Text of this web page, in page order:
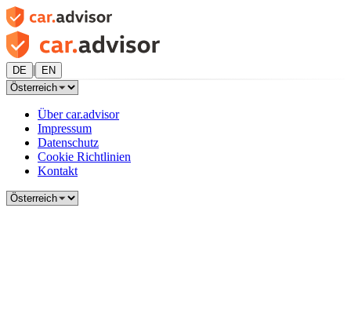
DE | EN
Über car.advisor
Impressum
Datenschutz
Cookie Richtlinien
Kontakt